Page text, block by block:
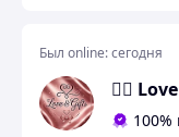
Был online:сегодня
❤️‍🔥